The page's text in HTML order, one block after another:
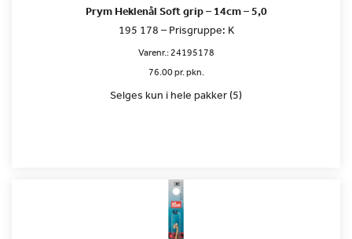
Prym Heklenål Soft grip – 14cm – 5,0
195 178 – Prisgruppe: K
Varenr.:24195178
76.00 pr. pkn.
Selges kun i hele pakker (5)